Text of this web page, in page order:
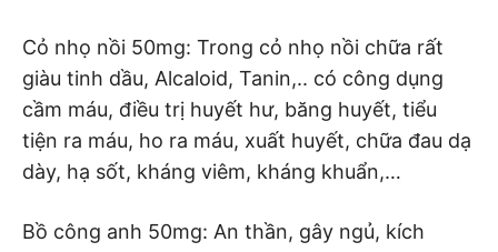
Cỏ nhọ nồi 50mg: Trong cỏ nhọ nồi chữa rất
giàu tinh dầu, Alcaloid, Tanin,.. có công dụng
cầm máu, điều trị huyết hư, băng huyết, tiểu
tiện ra máu, ho ra máu, xuất huyết, chữa đau dạ
dày, hạ sốt, kháng viêm, kháng khuẩn,…
Bồ công anh 50mg: An thần, gây ngủ, kích